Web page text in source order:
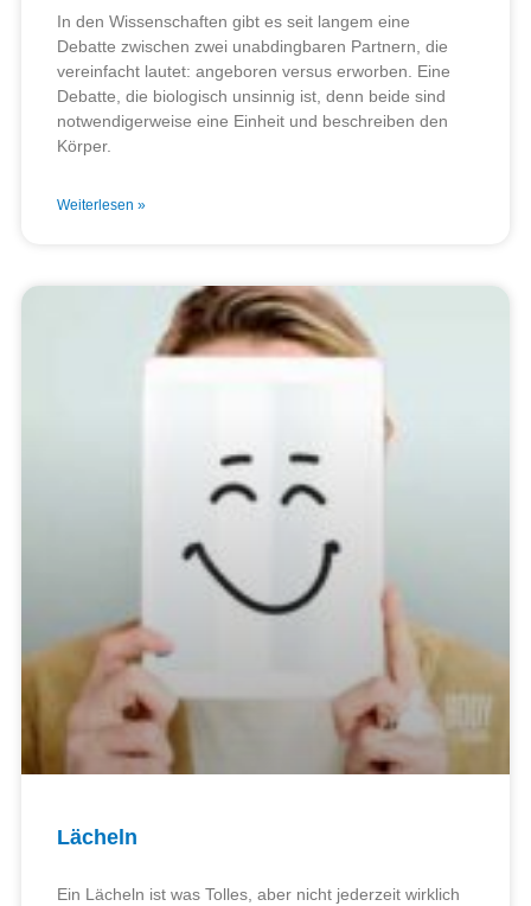
In den Wissenschaften gibt es seit langem eine
Debatte zwischen zwei unabdingbaren Partnern, die
vereinfacht lautet: angeboren versus erworben. Eine
Debatte, die biologisch unsinnig ist, denn beide sind
notwendigerweise eine Einheit und beschreiben den
Körper.
Weiterlesen »
Lächeln
Ein Lächeln ist was Tolles, aber nicht jederzeit wirklich